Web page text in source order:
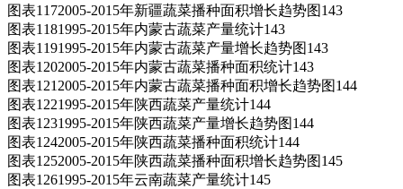
图表1172005-2015年新疆蔬菜播种面积增长趋势图143
图表1181995-2015年内蒙古蔬菜产量统计143
图表1191995-2015年内蒙古蔬菜产量增长趋势图143
图表1202005-2015年内蒙古蔬菜播种面积统计143
图表1212005-2015年内蒙古蔬菜播种面积增长趋势图144
图表1221995-2015年陕西蔬菜产量统计144
图表1231995-2015年陕西蔬菜产量增长趋势图144
图表1242005-2015年陕西蔬菜播种面积统计144
图表1252005-2015年陕西蔬菜播种面积增长趋势图145
图表1261995-2015年云南蔬菜产量统计145